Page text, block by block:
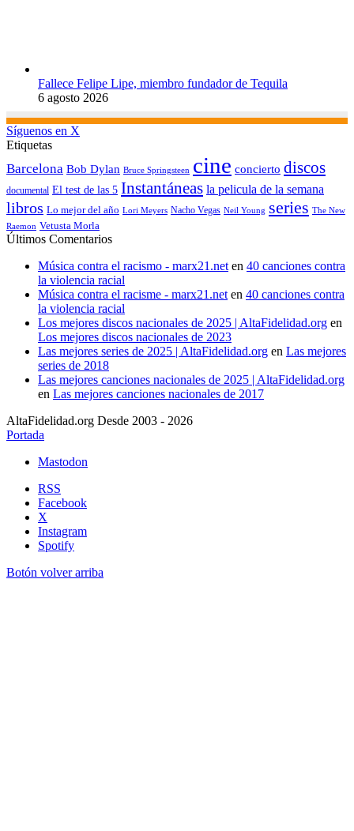
Fallece Felipe Lipe, miembro fundador de Tequila
6 agosto 2026
Síguenos en X
Etiquetas
Barcelona Bob Dylan Bruce Springsteen cine concierto discos
documental El test de las 5 Instantáneas la pelicula de la semana
libros Lo mejor del año Lori Meyers Nacho Vegas Neil Young series The New
Raemon Vetusta Morla
Últimos Comentarios
Música contra el racismo - marx21.neten 40 canciones contra
la violencia racial
Música contra el racisme - marx21.neten 40 canciones contra
la violencia racial
Los mejores discos nacionales de 2025 | AltaFidelidad.org en
Los mejores discos nacionales de 2023
Las mejores series de 2025 | AltaFidelidad.org en Las mejores
series de 2018
Las mejores canciones nacionales de 2025 | AltaFidelidad.org
en Las mejores canciones nacionales de 2017
AltaFidelidad.org Desde 2003 - 2026
Portada
Mastodon
RSS
Facebook
X
Instagram
Spotify
Botón volver arriba